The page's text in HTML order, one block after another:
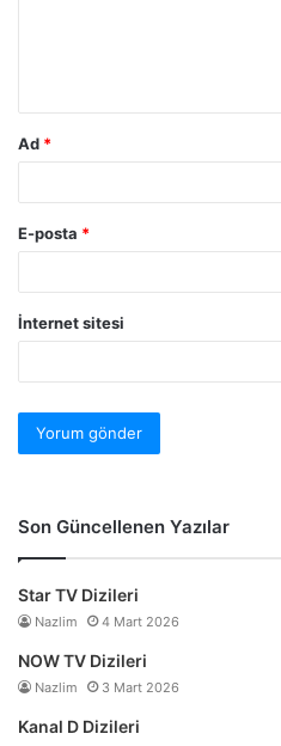
Ad *
E-posta *
İnternet sitesi
Son Güncellenen Yazılar
Star TV Dizileri
Nazlim 4 Mart 2026
NOW TV Dizileri
Nazlim 3 Mart 2026
Kanal D Dizileri